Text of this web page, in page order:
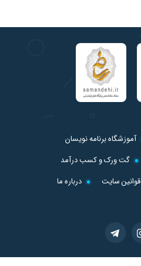
آموزشگاه برنامه نویسان
گت ورک و کسب درآمد
قوانین سایت
درباره ما